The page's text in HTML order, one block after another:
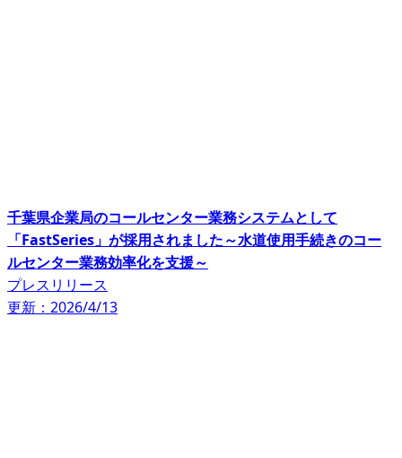
千葉県企業局のコールセンター業務システムとして
「FastSeries」が採用されました～水道使用手続きのコー
ルセンター業務効率化を支援～
プレスリリース
更新：2026/4/13